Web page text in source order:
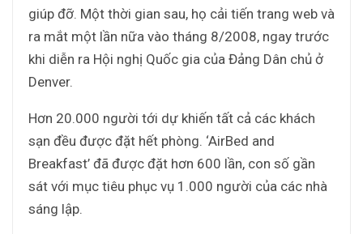
giúp đỡ. Một thời gian sau, họ cải tiến trang web và
ra mắt một lần nữa vào tháng 8/2008, ngay trước
khi diễn ra Hội nghị Quốc gia của Đảng Dân chủ ở
Denver.
Hơn 20.000 người tới dự khiến tất cả các khách
sạn đều được đặt hết phòng. ‘AirBed and
Breakfast’ đã được đặt hơn 600 lần, con số gần
sát với mục tiêu phục vụ 1.000 người của các nhà
sáng lập.